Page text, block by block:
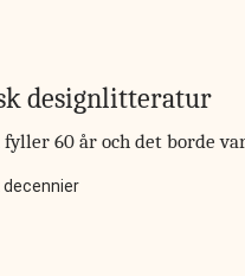
designlitteratur
60 år och det borde
decennier